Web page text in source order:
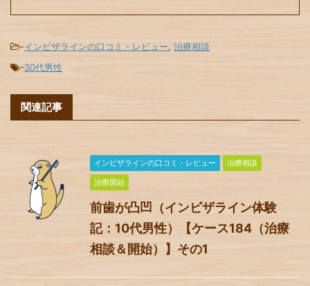
-インビザラインの口コミ・レビュー, 治療相談
-30代男性
関連記事
インビザラインの口コミ・レビュー
治療相談
治療開始
前歯が凸凹（インビザライン体験
記：10代男性）【ケース184（治療
相談＆開始）】その1